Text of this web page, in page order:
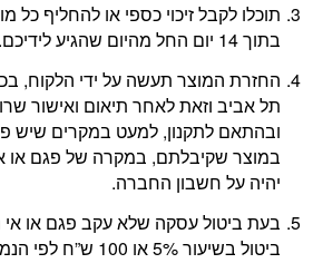
תוכלו לקבל זיכוי כספי או להחליף
בתוך 14 יום החל מהיום שהגיע לידיכם.
תל אביב וזאת לאחר תיאום ואישור
ובהתאם לתקנון, למעט במקרים שיש
במוצר שקיבלתם, במקרה של פגם או
יהיה על חשבון החברה.
בעת ביטול עסקה שלא עקב פגם או אי
ביטול בשיעור 5% או 100 ש”ח לפי הנמוך.